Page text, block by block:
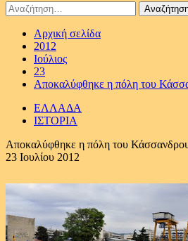
Αναζήτηση
για:
Αρχική σελίδα
2012
Ιούλιος
23
Αποκαλύφθηκε η πόλη του
ΕΛΛΑΔΑ
ΙΣΤΟΡΙΑ
Αποκαλύφθηκε η πόλη του
23 Ιουλίου 2012